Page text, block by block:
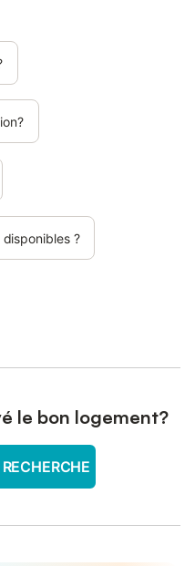
?
le bon logement?